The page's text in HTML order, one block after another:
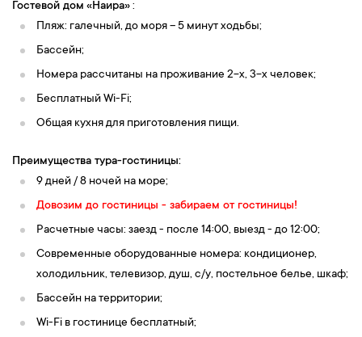
Гостевой дом «Наира»:
Пляж: галечный, до моря – 5 минут ходьбы;
Бассейн;
Номера рассчитаны на проживание 2-х, 3-х человек;
Бесплатный Wi-Fi;
Общая кухня для приготовления пищи.
Преимущества тура-гостиницы:
9 дней / 8 ночей на море;
Довозим до гостиницы - забираем от гостиницы!
Расчетные часы: заезд - после 14:00, выезд - до 12:00;
Современные оборудованные номера: кондиционер,
холодильник, телевизор, душ, c/у, постельное белье, шкаф;
Бассейн на территории;
Wi-Fi в гостинице бесплатный;